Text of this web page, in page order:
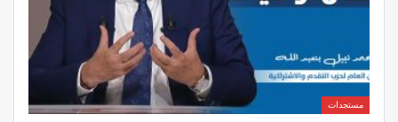
مستجدات